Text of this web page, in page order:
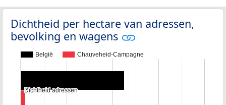
Dichtheid per hectare van adressen,
bevolking en wagens
België Chauveheid-Campagne
Dichtheid adressen
Dichtheid adressen